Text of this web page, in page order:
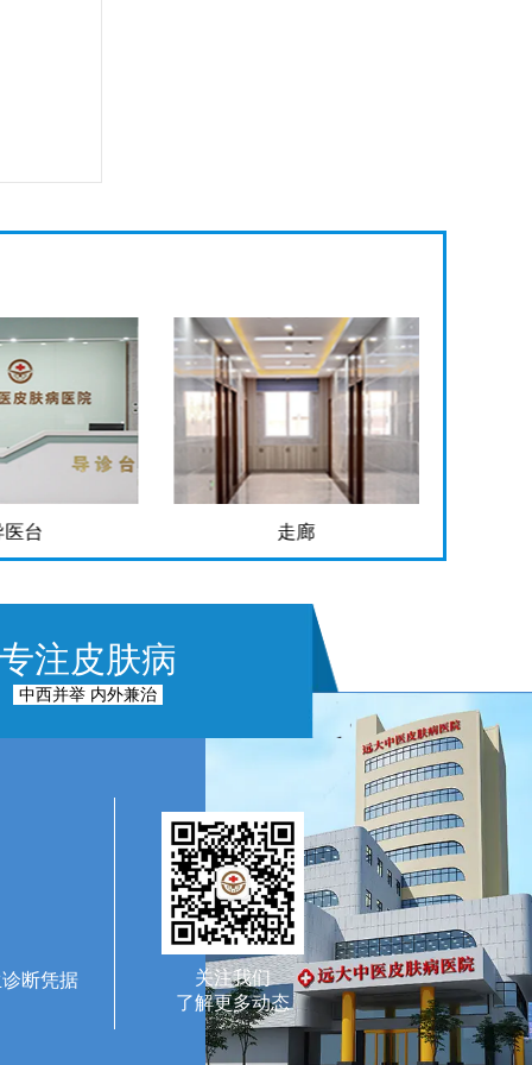
医台 走廊
专注皮肤病
中西并举 内外兼治
断凭据
关注我们
了解更多动态